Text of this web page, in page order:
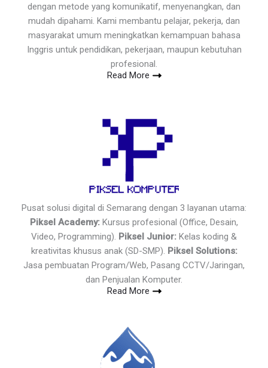
dengan metode yang komunikatif, menyenangkan, dan
mudah dipahami. Kami membantu pelajar, pekerja, dan
masyarakat umum meningkatkan kemampuan bahasa
Inggris untuk pendidikan, pekerjaan, maupun kebutuhan
profesional.
Read More
Pusat solusi digital di Semarang dengan 3 layanan utama:
Piksel Academy: Kursus profesional (Office, Desain,
Video, Programming). Piksel Junior: Kelas koding &
kreativitas khusus anak (SD-SMP). Piksel Solutions:
Jasa pembuatan Program/Web, Pasang CCTV/Jaringan,
dan Penjualan Komputer.
Read More